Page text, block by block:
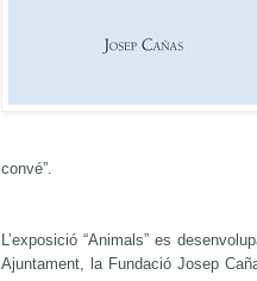
convé”.
L’exposició “Animals” es
Ajuntament, la Fundació Josep